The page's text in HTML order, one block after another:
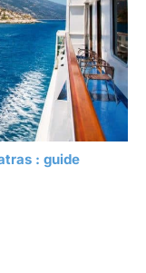
: guide